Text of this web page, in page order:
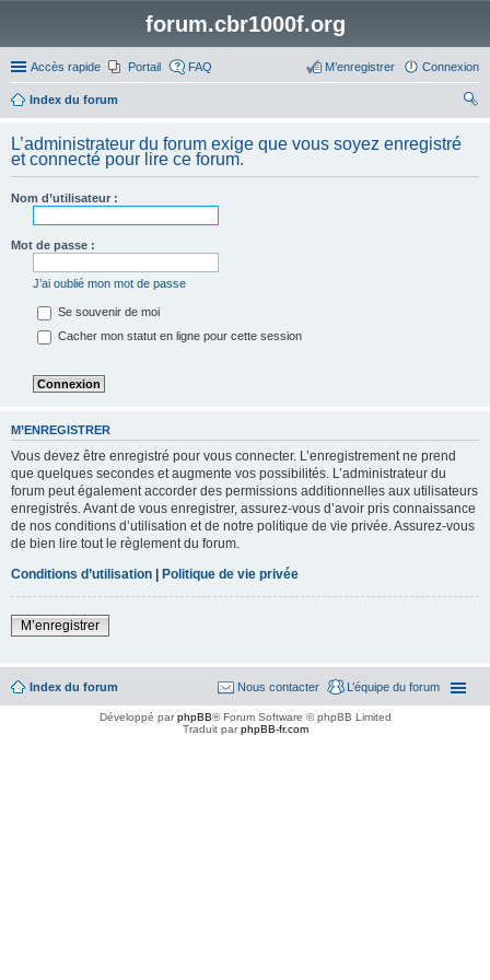
forum.cbr1000f.org
Accès rapide Portail FAQ Connexion
M’enregistrer
Index du forum
ch
L’administrateur du forum exige que vous soyez enregistré
et connecté pour lire ce forum.
Nom d’utilisateur :
Mot de passe :
J’ai oublié mon mot de passe
Se souvenir de moi
Cacher mon statut en ligne pour cette session
M’ENREGISTRER
Vous devez être enregistré pour vous connecter. L’enregistrement ne prend
que quelques secondes et augmente vos possibilités. L’administrateur du
forum peut également accorder des permissions additionnelles aux utilisateurs
enregistrés. Avant de vous enregistrer, assurez-vous d’avoir pris connaissance
de nos conditions d’utilisation et de notre politique de vie privée. Assurez-vous
de bien lire tout le règlement du forum.
Conditions d’utilisation | Politique de vie privée
M’enregistrer
Index du forum L’équipe du forum
Nous contacter
Développé parphpBB® Forum Software © phpBB Limited
Traduit parphpBB-fr.com